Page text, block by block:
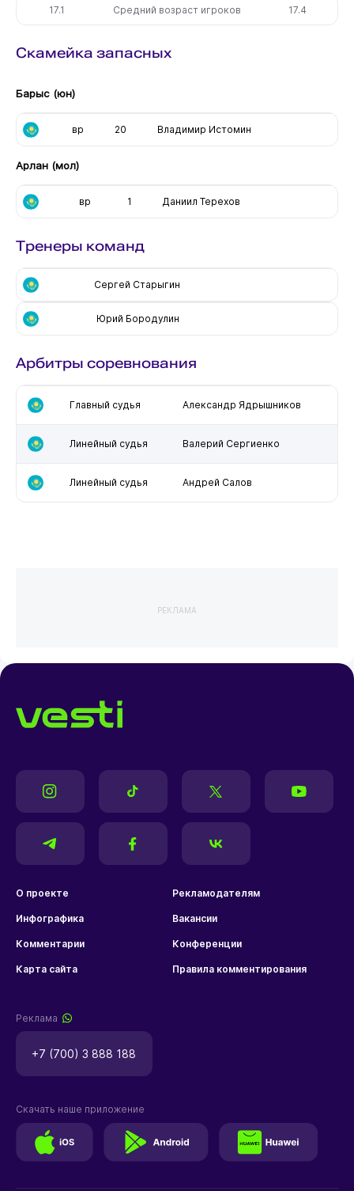
17.1 Средний возраст игроков 17.4
Скамейка запасных
Барыс (юн)
вр 20 Владимир Истомин
Арлан (мол)
вр 1 Даниил Терехов
Тренеры команд
Сергей Старыгин
Юрий Бородулин
Арбитры соревнования
Главный судья Александр Ядрышников
Линейный судья Валерий Сергиенко
Линейный судья Андрей Салов
РЕКЛАМА
О проекте Рекламодателям
Инфографика Вакансии
Комментарии Конференции
Карта сайта Правила комментирования
Реклама
+7 (700) 3 888 188
Скачать наше приложение